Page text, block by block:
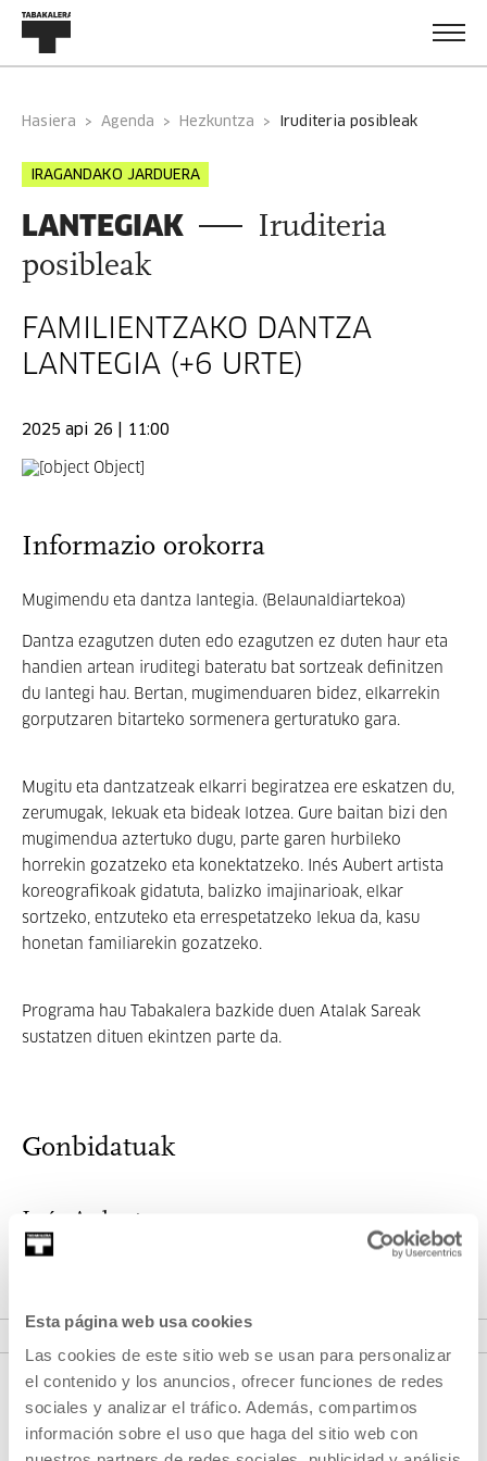
Esta página web usa cookies
Las cookies de este sitio web se usan para personalizar
el contenido y los anuncios, ofrecer funciones de redes
sociales y analizar el tráfico. Además, compartimos
información sobre el uso que haga del sitio web con
Hasiera Agenda Hezkuntza iruditeria posibleak
IRAGANDAKO JARDUERA
LANTEGIAK
Iruditeria
posibleak
FAMILIENTZAKO DANTZA
LANTEGIA (+6 URTE)
2025 api 26 | 11:00
Informazio orokorra
Mugimendu eta dantza lantegia. (Belaunaldiartekoa)
Dantza ezagutzen duten edo ezagutzen ez duten haur eta
handien artean iruditegi bateratu bat sortzeak definitzen
du lantegi hau. Bertan, mugimenduaren bidez, elkarrekin
gorputzaren bitarteko sormenera gerturatuko gara.
Mugitu eta dantzatzeak elkarri begiratzea ere eskatzen du,
zerumugak, lekuak eta bideak lotzea. Gure baitan bizi den
mugimendua aztertuko dugu, parte garen hurbileko
horrekin gozatzeko eta konektatzeko. Inés Aubert artista
koreografikoak gidatuta, balizko imajinarioak, elkar
sortzeko, entzuteko eta errespetatzeko lekua da, kasu
honetan familiarekin gozatzeko.
Programa hau Tabakalera bazkide duen Atalak Sareak
sustatzen dituen ekintzen parte da.
Gonbidatuak
Inés Aubert